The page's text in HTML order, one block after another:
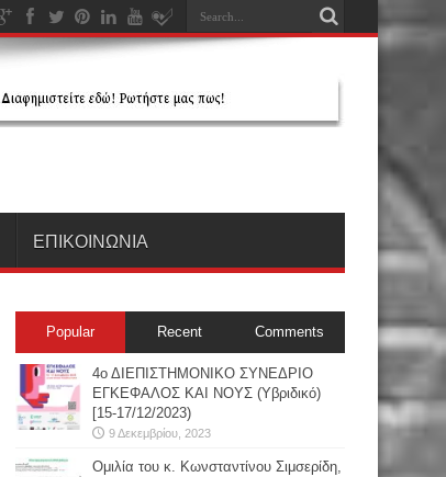
ΕΠΙΚΟΙΝΩΝΙΑ
Popular Recent Comments
4ο ΔΙΕΠΙΣΤΗΜΟΝΙΚΟ ΣΥΝΕΔΡΙΟ
ΕΓΚΕΦΑΛΟΣ ΚΑΙ ΝΟΥΣ (Υβριδικό)
[15-17/12/2023)
9 Δεκεμβρίου, 2023
Oμιλία του κ. Κωνσταντίνου Σιμσερίδη,